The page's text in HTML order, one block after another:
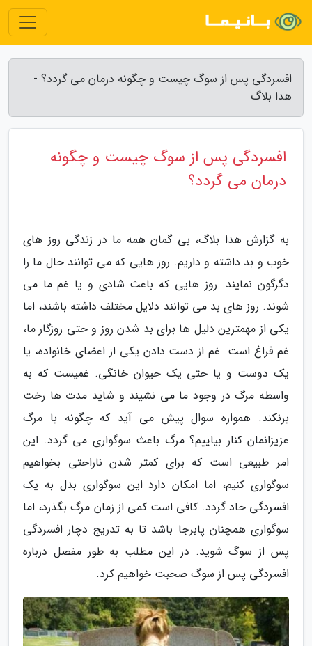
افسردگی پس از سوگ چیست و چگونه درمان می گردد؟ -
هدا بلاگ
افسردگی پس از سوگ چیست و چگونه
درمان می گردد؟
به گزارش هدا بلاگ، بی گمان همه ما در زندگی روز های
خوب و بد داشته و داریم. روز هایی که می توانند حال ما را
دگرگون نمایند. روز هایی که باعث شادی و یا غم ما می
شوند. روز های بد می توانند دلایل مختلف داشته باشند، اما
یکی از مهمترین دلیل ها برای بد شدن روز و حتی روزگار ما،
غم فراغ است. غم از دست دادن یکی از اعضای خانواده، یا
یک دوست و یا حتی یک حیوان خانگی. غمیست که به
واسطه مرگ در وجود ما می نشیند و شاید مدت ها رخت
برنکند. همواره سوال پیش می آید که چگونه با مرگ
عزیزانمان کنار بیاییم؟ مرگ باعث سوگواری می گردد. این
امر طبیعی است که برای کمتر شدن ناراحتی بخواهیم
سوگواری کنیم، اما امکان دارد این سوگواری بدل به یک
افسردگی حاد گردد. کافی است کمی از زمان مرگ بگذرد، اما
سوگواری همچنان پابرجا باشد تا به تدریج دچار افسردگی
پس از سوگ شوید. در این مطلب به طور مفصل درباره
افسردگی پس از سوگ صحبت خواهیم کرد.